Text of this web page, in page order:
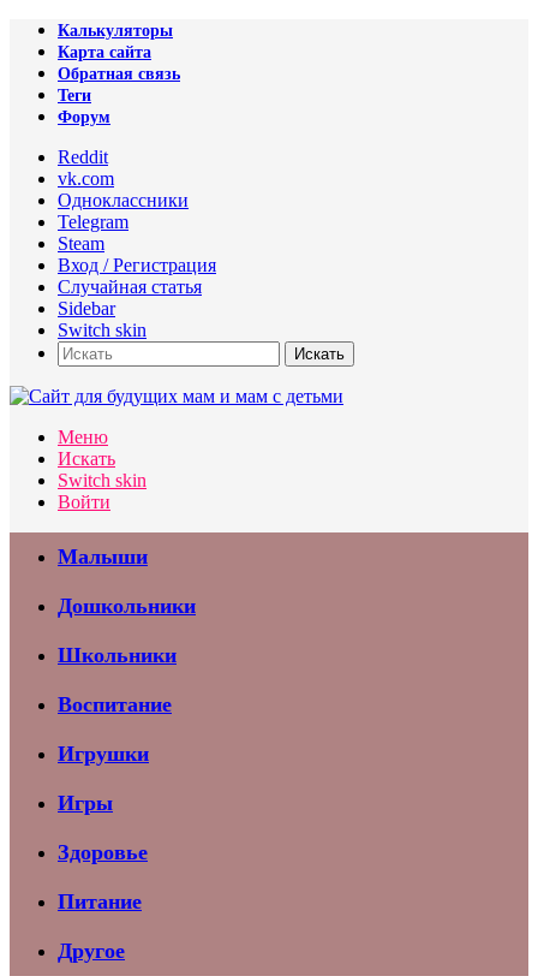
Калькуляторы
Карта сайта
Обратная связь
Теги
Форум
Reddit
vk.com
Одноклассники
Telegram
Steam
Вход / Регистрация
Случайная статья
Sidebar
Switch skin
Искать
Меню
Искать
Switch skin
Войти
Малыши
Дошкольники
Школьники
Воспитание
Игрушки
Игры
Здоровье
Питание
Другое